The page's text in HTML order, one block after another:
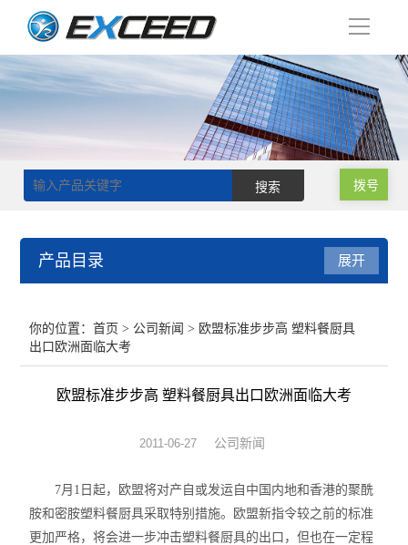
导
拨号
产品目录
双层玻璃反应釜
单层玻璃反应釜
低温冷却液循环泵
低温反应浴槽
展开
你的位置：首页 > 公司新闻 > 欧盟标准步步高 塑料餐厨具
出口欧洲面临大考
欧盟标准步步高 塑料餐厨具出口欧洲面临大考
2011-06-27 公司新闻
7月1日起，欧盟将对产自或发运自中国内地和香港的聚酰
胺和密胺塑料餐厨具采取特别措施。欧盟新指令较之前的标准
更加严格，将会进一步冲击塑料餐厨具的出口，但也在一定程